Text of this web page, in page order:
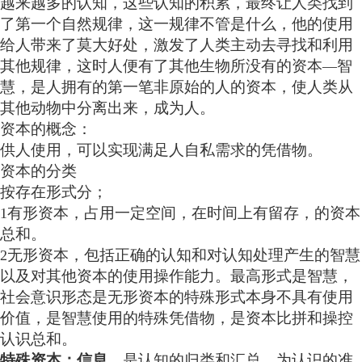
了第一个自然规律，这一规律不管是什么，他的使用
给人带来了莫大好处，激发了人类主动去寻找和利用
其他规律，这时人便有了其他生物所没有的资本—智
慧，是人拥有的第一笔非原始的人的资本，使人类从
其他动物中分离出来，成为人。
资本的概念：
供人使用，可以实现满足人自私需求的凭借物。
资本的分类
按存在形式分；
1有形资本，占用一定空间，在时间上有留存，的资本
总和。
2无形资本，包括正确的认知和对认知处理产生的智慧
以及对其他资本的使用操作能力。最高形式是智慧，
社会意识形态是无形资本的特殊形式本身不具有使用
价值，是智慧使用的特殊凭借物，是资本比拼和操控
认识总和。